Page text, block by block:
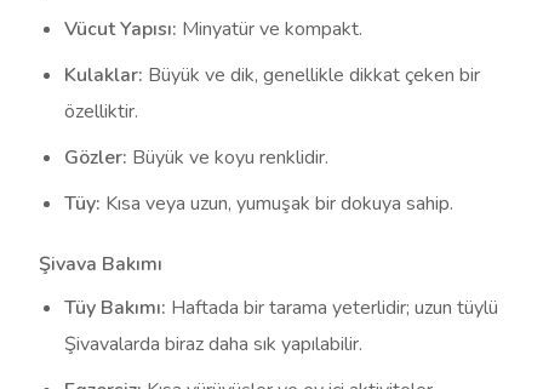
Vücut Yapısı: Minyatür ve kompakt.
Kulaklar: Büyük ve dik, genellikle dikkat çeken bir
özelliktir.
Gözler: Büyük ve koyu renklidir.
Tüy: Kısa veya uzun, yumuşak bir dokuya sahip.
Şivava Bakımı
Tüy Bakımı: Haftada bir tarama yeterlidir; uzun tüylü
Şivavalarda biraz daha sık yapılabilir.